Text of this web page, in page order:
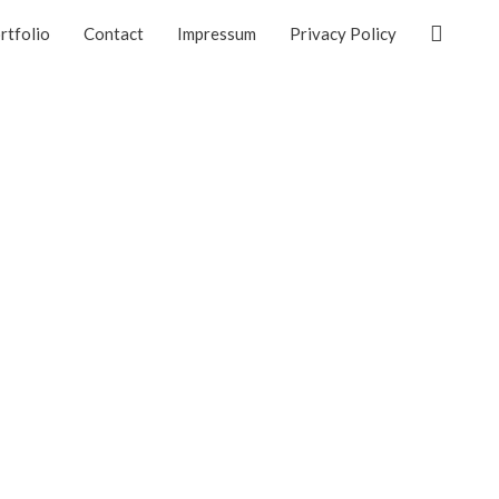
Contact Impressum Privacy Policy Suchen